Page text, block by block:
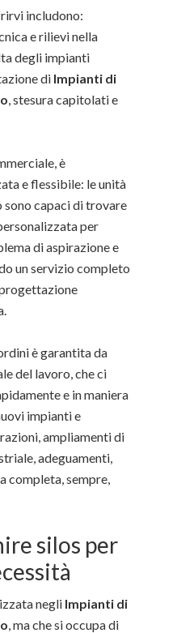
includono:
e rilievi nella
degli impianti
di Impianti di
, stesura capitolati e
è
e flessibile: le unità
sono capaci di trovare
per
di aspirazione e
un servizio completo
è garantita da
del lavoro, che ci
e in maniera
impianti e
ampliamenti di
adeguamenti,
completa, sempre,
silos per
negli Impianti di
, ma che si occupa di